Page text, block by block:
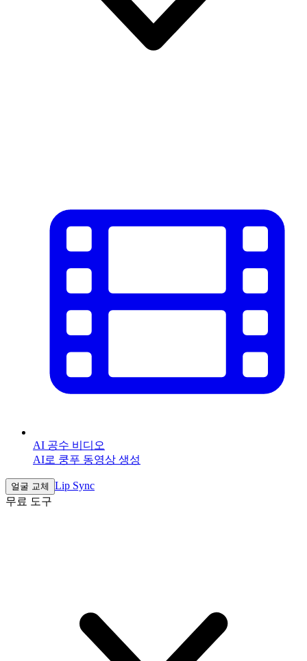
AI 공수 비디오
AI로 쿵푸 동영상 생성
얼굴 교체
Lip Sync
무료 도구